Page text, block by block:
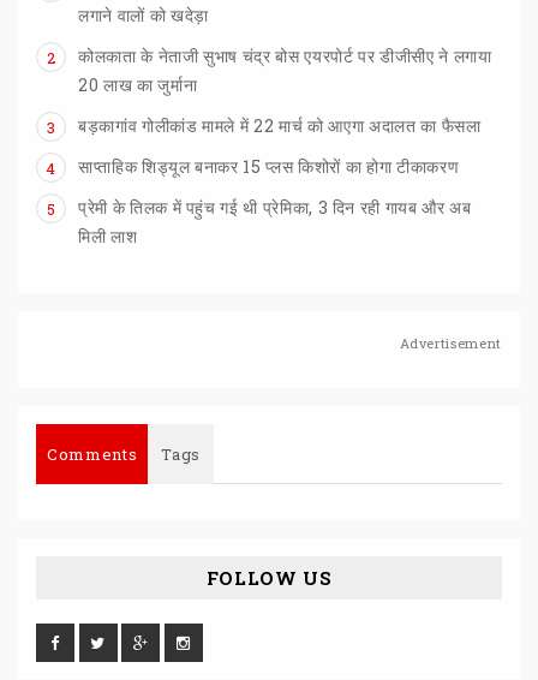
लगाने वालों को खदेड़ा
2
कोलकाता के नेताजी सुभाष चंद्र बोस एयरपोर्ट पर डीजीसीए ने लगाया
20 लाख का जुर्माना
3 बड़कागांव गोलीकांड मामले में22 मार्च कोआएगाअदालत का फैसला
4 साप्ताहिकशिड्यूलबनाकर 15 प्लसकिशोरों काहोगाटीकाकरण
5
प्रेमी के तिलक में पहुंच गई थी प्रेमिका, 3 दिन रही गायब और अब
मिली लाश
Advertisement
Comments Tags
FOLLOW US